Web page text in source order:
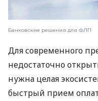
Банковские решения для ФЛП
Для современного
недостаточно
нужна целая
быстрый прием